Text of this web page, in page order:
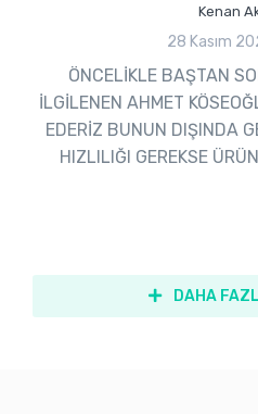
Kenan
28 Kasım
ÖNCELİKLE BAŞTAN
İLGİLENEN AHMET
EDERİZ BUNUN DIŞINDA
HIZLILIĞI GEREKSE
DAHA